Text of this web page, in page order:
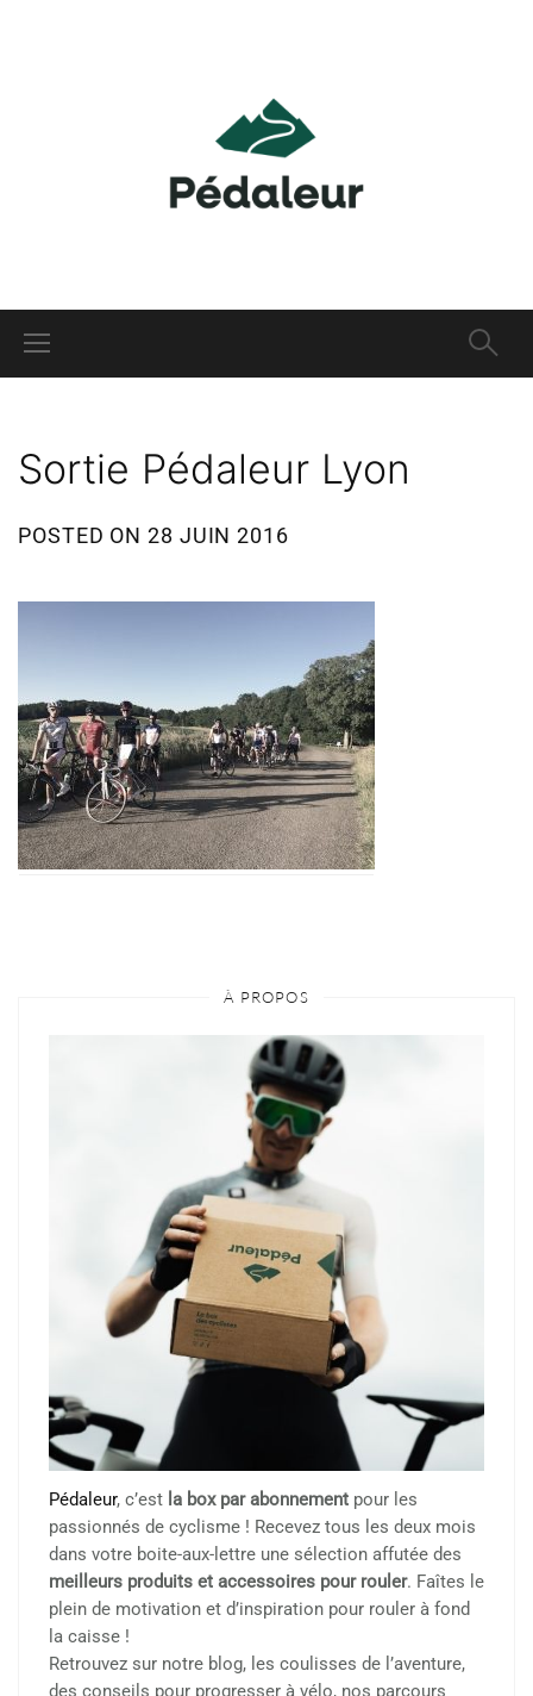
Sortie Pédaleur Lyon
POSTED ON28 JUIN 2016
À PROPOS
Pédaleur, c’est la box par abonnement pour les
passionnés de cyclisme ! Recevez tous les deux mois
dans votre boite-aux-lettre une sélection affutée des
meilleurs produits et accessoires pour rouler. Faîtes le
plein de motivation et d’inspiration pour rouler à fond
la caisse !
Retrouvez sur notre blog, les coulisses de l’aventure,
des conseils pour progresser à vélo, nos parcours